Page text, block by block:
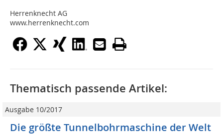
Herrenknecht AG
www.herrenknecht.com
Thematisch passende Artikel:
Ausgabe 10/2017
Die größte Tunnelbohrmaschine der Welt